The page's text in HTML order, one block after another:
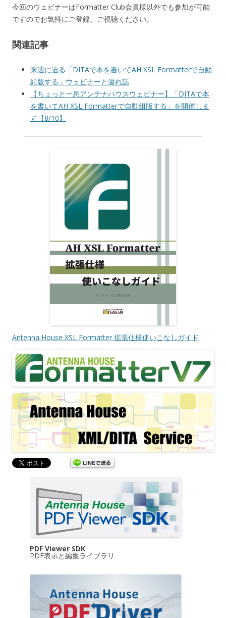
今回のウェビナーはFormatter Club会員様以外でも参加が可能
ですのでお気軽にご登録、ご視聴ください。
関連記事
来週に迫る「DITAで本を書いてAH XSL Formatterで自動
組版する」ウェビナーと溢れ話
【ちょっと一息アンテナハウスウェビナー】「DITAで本
を書いてAH XSL Formatterで自動組版する」を開催しま
す【8/10】
Antenna House XSL Formatter 拡張仕様使いこなしガイド
PDF Viewer SDK
PDF表示と編集ライブラリ